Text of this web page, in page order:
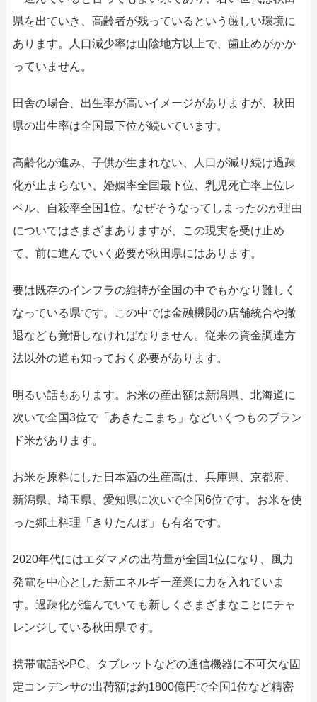
県を出ていき、高齢者が残っているという厳しい環境に
あります。人口減少率は山陰地方以上で、歯止めがかか
っていません。
田舎の場合、出生率が高いイメージがありますが、秋田
県の出生率は全国最下位が続いています。
高齢化が進み、子供が生まれない、人口が減り続け過疎
化が止まらない、婚姻率全国最下位、乳児死亡率上位レ
ベル、自殺率全国1位。なぜそうなってしまったのか理由
についてはさまざまありますが、この現実を受け止め
て、前に進んでいく必要が秋田県にはあります。
要は既存のインフラの維持が全国の中でもかなり難しく
なっている県です。この中では金融機関の店舗統合や撤
退なども覚悟しなければなりません。従来の資金調達方
法以外の道も知っておく必要があります。
明るい話もあります。お米の産出額は新潟県、北海道に
次いで全国3位で「あきたこまち」などいくつものブラン
ド米があります。
お米を原料にした日本酒の生産高は、兵庫県、京都府、
新潟県、埼玉県、愛知県に次いで全国6位です。お米を使
った郷土料理「きりたんぽ」も有名です。
2020年代にはエダマメの出荷量が全国1位になり、風力
発電を中心とした新エネルギー産業に力を入れていま
す。過疎化が進んでいても新しくさまざまなことにチャ
レンジしている秋田県です。
携帯電話やPC、タブレットなどの通信機器に不可欠な固
定コンデンサの出荷額は約1800億円で全国1位など精密